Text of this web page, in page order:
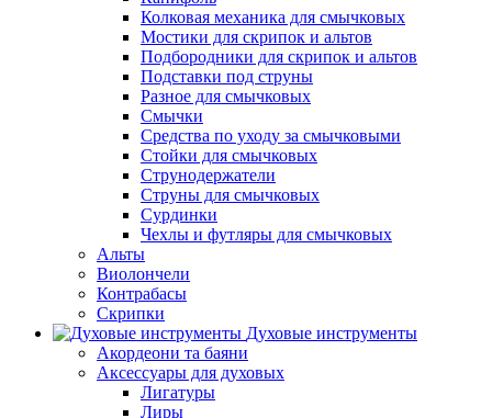
Колковая механика для смычковых
Мостики для скрипок и альтов
Подбородники для скрипок и альтов
Подставки под струны
Разное для смычковых
Смычки
Средства по уходу за смычковыми
Стойки для смычковых
Струнодержатели
Струны для смычковых
Сурдинки
Чехлы и футляры для смычковых
Альты
Виолончели
Контрабасы
Скрипки
Духовые инструменты
Акордеони та баяни
Аксессуары для духовых
Лигатуры
Лиры